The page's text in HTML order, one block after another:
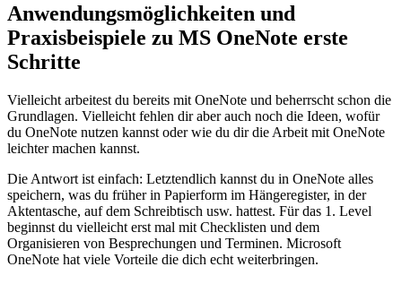
Anwendungsmöglichkeiten und
Praxisbeispiele zu MS OneNote erste
Schritte
Vielleicht arbeitest du bereits mit OneNote und beherrscht schon die
Grundlagen. Vielleicht fehlen dir aber auch noch die Ideen, wofür
du OneNote nutzen kannst oder wie du dir die Arbeit mit OneNote
leichter machen kannst.
Die Antwort ist einfach: Letztendlich kannst du in OneNote alles
speichern, was du früher in Papierform im Hängeregister, in der
Aktentasche, auf dem Schreibtisch usw. hattest. Für das 1. Level
beginnst du vielleicht erst mal mit Checklisten und dem
Organisieren von Besprechungen und Terminen. Microsoft
OneNote hat viele Vorteile die dich echt weiterbringen.